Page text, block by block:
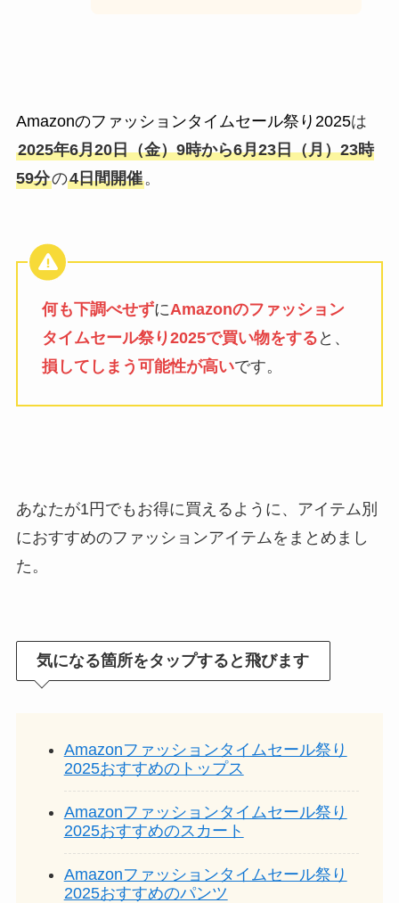
Amazonのファッションタイムセール祭り2025は
2025年6月20日（金）9時から6月23日（月）23時
59分の4日間開催。
何も下調べせずにAmazonのファッション
タイムセール祭り2025で買い物をする と、
損してしまう可能性が高いです。
あなたが1円でもお得に買えるように、アイテム別
におすすめのファッションアイテムをまとめまし
た。
気になる箇所をタップすると飛びます
Amazonファッションタイムセール祭り
2025おすすめのトップス
Amazonファッションタイムセール祭り
2025おすすめのスカート
Amazonファッションタイムセール祭り
2025おすすめのパンツ